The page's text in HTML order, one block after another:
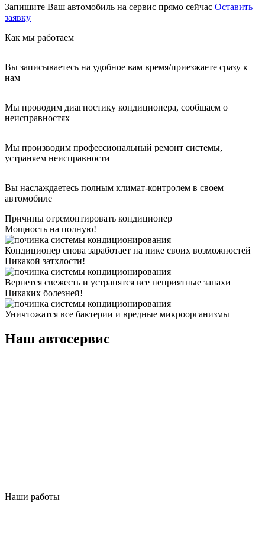
Запишите Ваш автомобиль на сервис прямо сейчас Оставить
заявку
Как мы работаем
Вы записываетесь на удобное вам время/приезжаете сразу к
нам
Мы проводим диагностику кондиционера, сообщаем о
неисправностях
Мы производим профессиональный ремонт системы,
устраняем неисправности
Вы наслаждаетесь полным климат-контролем в своем
автомобиле
Причины отремонтировать кондиционер
Мощность на полную!
Кондиционер снова заработает на пике своих возможностей
Никакой затхлости!
Вернется свежесть и устранятся все неприятные запахи
Никаких болезней!
Уничтожатся все бактерии и вредные микроорганизмы
Наш автосервис
Наши работы